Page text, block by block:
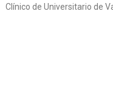
Clínico de Universitario de